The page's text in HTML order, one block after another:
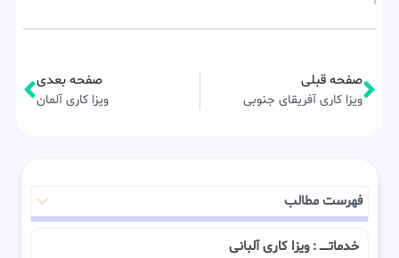
صفحه قبلی
ویزا کاری آفریقای جنوبی
صفحه بعدی
ویزا کاری آلمان
فهرست مطالب
خدماتـــــ : ویزا کاری آلبانی